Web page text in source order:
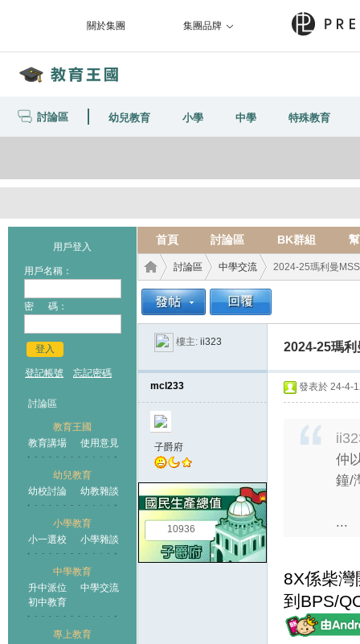
關於集團 集團品牌
討論區 幼兒教育 小學 中學 特殊教育
用戶登入
用戶名稱：
密 碼：
登入
登記帳號 忘記密碼
討論區
教育王國
教育講場
使用意見
幼兒教育
幼校討論
幼教雜談
小學教育
小一選校
小學雜談
中學教育
升中派位
中學交流
初中教育
專上教育
首頁 討論區 BK群組
教育
王國
›
討論區 中學交流 2024-25瑪利曼
樓主: ii323 2024-25瑪
mcl233
子爵府
10936
發表於 24-4-
仲
鐘/
...
8X係柴
到BPS/